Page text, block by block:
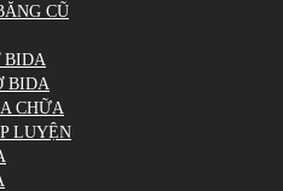
CŨ
BIDA
BIDA
CHỮA
LUYỆN